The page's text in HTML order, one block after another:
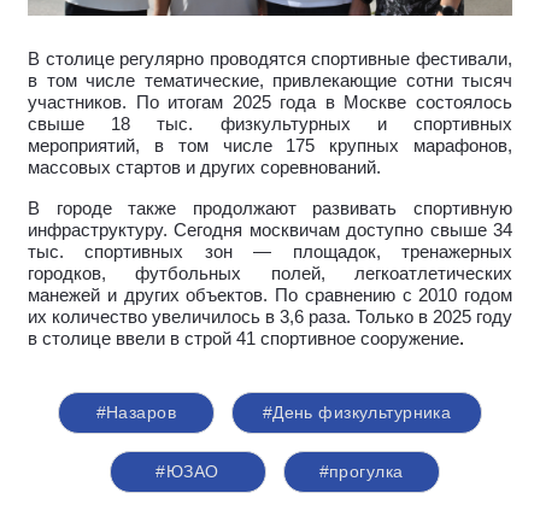
В столице регулярно проводятся спортивные фестивали,
в том числе тематические, привлекающие сотни тысяч
участников. По итогам 2025 года в Москве состоялось
свыше 18 тыс. физкультурных и спортивных
мероприятий, в том числе 175 крупных марафонов,
массовых стартов и других соревнований.
В городе также продолжают развивать спортивную
инфраструктуру. Сегодня москвичам доступно свыше 34
тыс. спортивных зон — площадок, тренажерных
городков, футбольных полей, легкоатлетических
манежей и других объектов. По сравнению с 2010 годом
их количество увеличилось в 3,6 раза. Только в 2025 году
в столице ввели в строй 41 спортивное сооружение.
#Назаров #День физкультурника
#ЮЗАО #прогулка